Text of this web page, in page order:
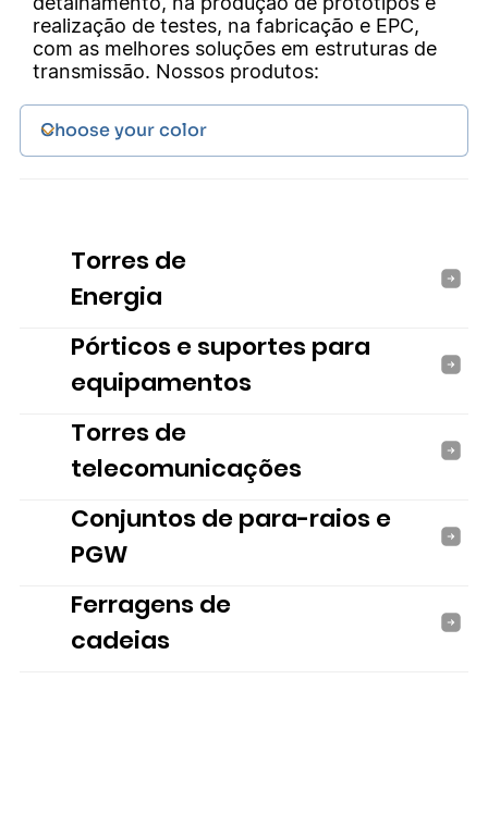
realização de testes, na fabricação e EPC,
com as melhores soluções em estruturas de
transmissão. Nossos produtos:
Torres de
Energia
Pórticos e suportes para
equipamentos
Torres de
telecomunicações
Conjuntos de para-raios e
PGW
Ferragens de
cadeias